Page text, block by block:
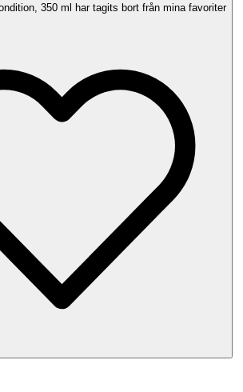
350 ml har tagits bort från mina favoriter